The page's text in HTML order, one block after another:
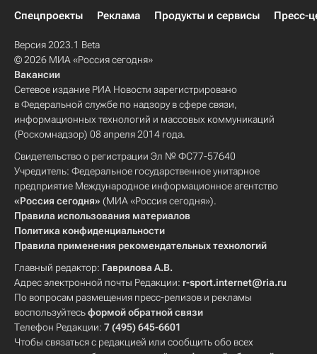
Спецпроекты
Реклама Продукты и сервисы Пресс-
Версия 2023.1 Beta
© 2026 МИА «Россия сегодня»
Вакансии
Сетевое издание РИА Новости зарегистрировано
в Федеральной службе по надзору в сфере связи,
информационных технологий и массовых коммуникаций
(Роскомнадзор) 08 апреля 2014 года.
Свидетельство о регистрации Эл № ФС77-57640
Учредитель: Федеральное государственное унитарное
предприятие Международное информационное агентство
«Россия сегодня» (МИА «Россия сегодня»).
Правила использования материалов
Политика конфиденциальности
Правила применения рекомендательных технологий
Главный редактор: Гаврилова А.В.
Адрес электронной почты Редакции: r-sport.internet@ria.ru
По вопросам размещения пресс-релизов и рекламы
воспользуйтесьформой обратной связи
Телефон Редакции: 7 (495) 645-6601
Чтобы связаться с редакцией или сообщить обо всех